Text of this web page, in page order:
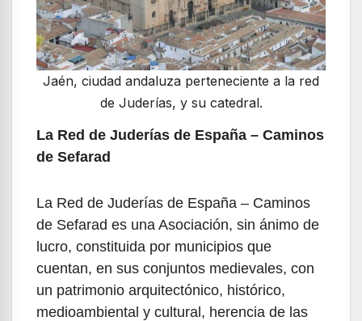
Jaén, ciudad andaluza perteneciente a la red
de Juderías, y su catedral.
La Red de Juderías de España – Caminos
de Sefarad
La Red de Juderías de España – Caminos
de Sefarad es una Asociación, sin ánimo de
lucro, constituida por municipios que
cuentan, en sus conjuntos medievales, con
un patrimonio arquitectónico, histórico,
medioambiental y cultural, herencia de las